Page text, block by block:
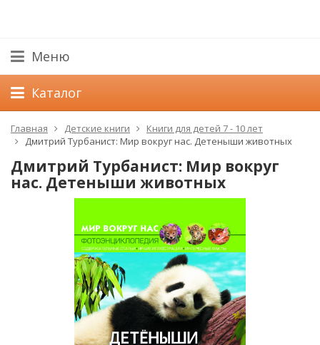
Меню
Каталог
Главная Детские книги
Книги для детей 7 - 10 лет
Дмитрий Турбанист: Мир вокруг нас. Детеныши животных
Дмитрий Турбанист: Мир вокруг
нас. Детеныши животных